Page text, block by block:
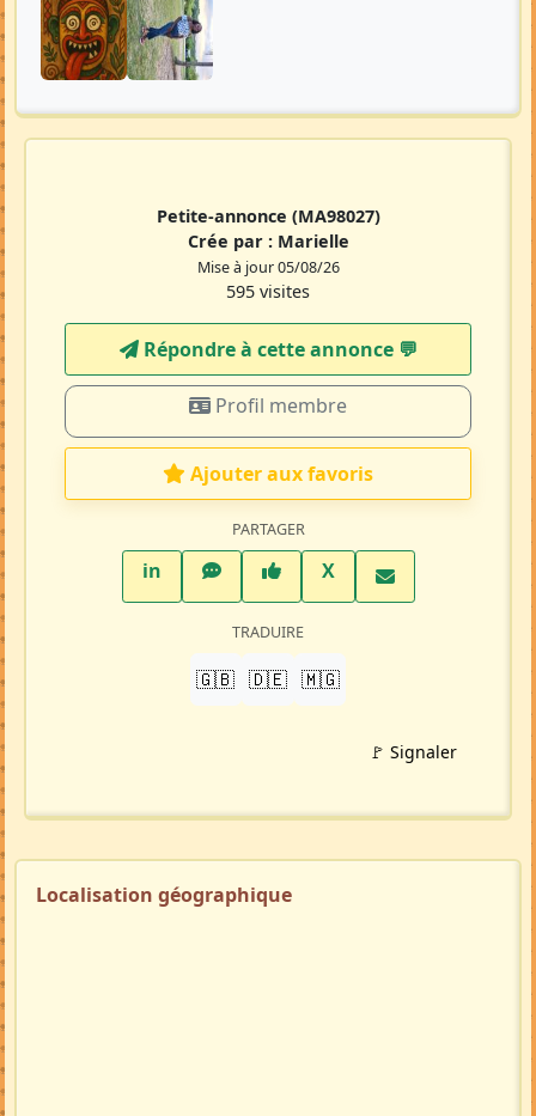
Petite-annonce (MA98027)
Crée par : Marielle
Mise à jour 05/08/26
595 visites
Répondre à cette annonce 💬​
Profil membre
Ajouter aux favoris
PARTAGER
inLinkedInWhatsAppFacebook
XTwitter X
TRADUIRE
🇬🇧 🇩🇪 🇲🇬
🚩 Signaler
Localisation géographique